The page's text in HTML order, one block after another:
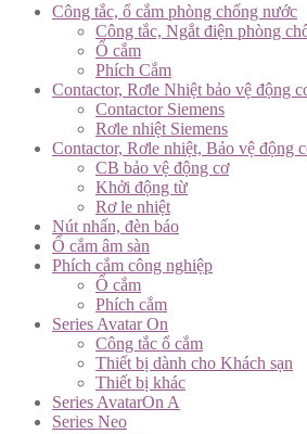
Công tắc, ổ cắm phòng chống nước
Công tắc, Ngắt điện phòng
Ổ cắm
Phích Cắm
Contactor, Rơle Nhiệt bảo vệ động
Contactor Siemens
Rơle nhiệt Siemens
Contactor, Rơle nhiệt, Bảo vệ động
CB bảo vệ động cơ
Khởi động từ
Rơ le nhiệt
Nút nhấn, đèn báo
Ổ cắm âm sàn
Phích cắm công nghiệp
Ổ cắm
Phích cắm
Series Avatar On
Công tắc ổ cắm
Thiết bị dành cho Khách sạn
Thiết bị khác
Series AvatarOn A
Series Neo